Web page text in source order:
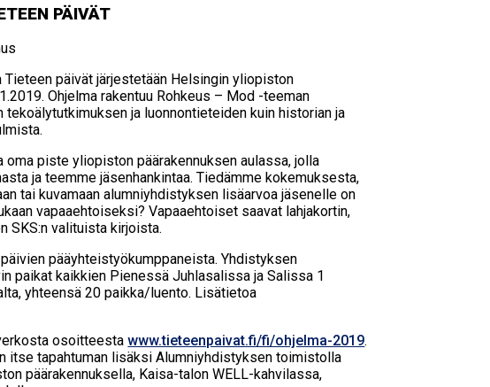
PÄIVÄT
Tieteen päivät järjestetään Helsingin yliopiston
Ohjelma rakentuu Rohkeus – Mod -teeman
tekoälytutkimuksen ja luonnontieteiden kuin historian ja
piste yliopiston päärakennuksen aulassa, jolla
ja teemme jäsenhankintaa. Tiedämme kokemuksesta,
tai kuvamaan alumniyhdistyksen lisäarvoa jäsenelle on
vapaaehtoiseksi? Vapaaehtoiset saavat lahjakortin,
SKS:n valituista kirjoista.
pääyhteistyökumppaneista. Yhdistyksen
paikat kaikkien Pienessä Juhlasalissa ja Salissa 1
yhteensä 20 paikka/luento. Lisätietoa
osoitteestawww.tieteenpaivat.fi/fi/ohjelma-2019.
itse tapahtuman lisäksi Alumniyhdistyksen toimistolla
päärakennuksella, Kaisa-talon WELL-kahvilassa,